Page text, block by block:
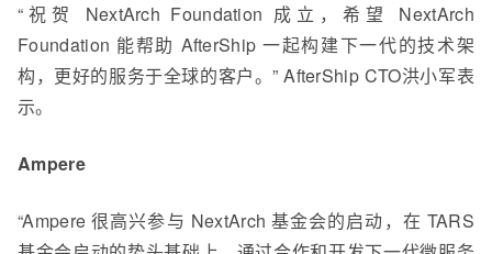
“祝贺 NextArch Foundation 成立，希望 NextArch
Foundation 能帮助 AfterShip 一起构建下一代的技术架
构，更好的服务于全球的客户。” AfterShip CTO洪小军表
示。
Ampere
“Ampere 很高兴参与 NextArch 基金会的启动，在 TARS